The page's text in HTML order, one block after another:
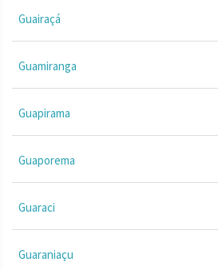
Guairaçá
Guamiranga
Guapirama
Guaporema
Guaraci
Guaraniaçu